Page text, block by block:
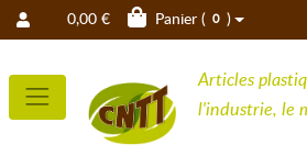
0,00 € Panier ( 0 )
Articles
l'industrie, le